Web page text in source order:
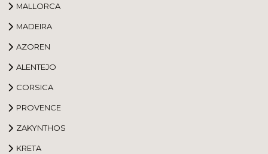
MALLORCA
MADEIRA
AZOREN
ALENTEJO
CORSICA
PROVENCE
ZAKYNTHOS
KRETA